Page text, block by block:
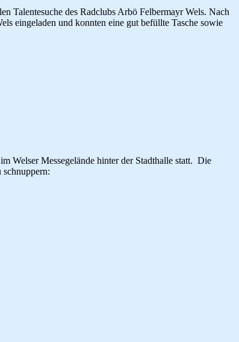
Talentesuche des Radclubs Arbö Felbermayr Wels. Nach
eingeladen und konnten eine gut befüllte Tasche sowie
Welser Messegelände hinter der Stadthalle statt. Die